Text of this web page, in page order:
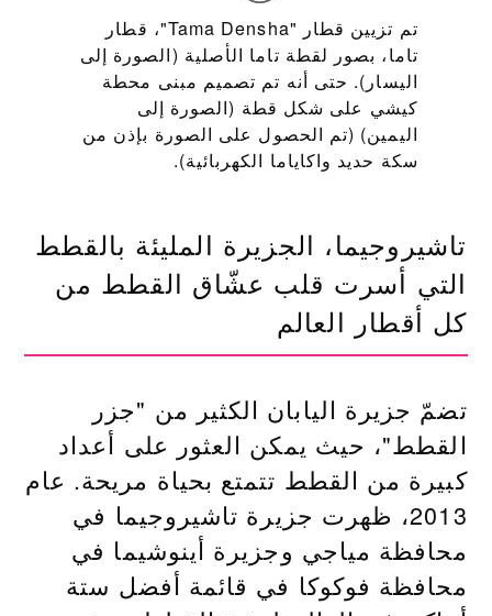
تم تزيين قطار "Tama Densha"، قطار
تاما، بصور لقطة تاما الأصلية (الصورة إلى
اليسار). حتى أنه تم تصميم مبنى محطة
كيشي على شكل قطة (الصورة إلى
اليمين) (تم الحصول على الصورة بإذن من
سكة حديد واكاياما الكهربائية).
تاشيروجيما، الجزيرة المليئة بالقطط
التي أسرت قلب عشّاق القطط من
كل أقطار العالم
تضمّ جزيرة اليابان الكثير من "جزر
القطط"، حيث يمكن العثور على أعداد
كبيرة من القطط تتمتع بحياة مريحة. عام
2013، ظهرت جزيرة تاشيروجيما في
محافظة مياجي وجزيرة أينوشيما في
محافظة فوكوكا في قائمة أفضل ستة